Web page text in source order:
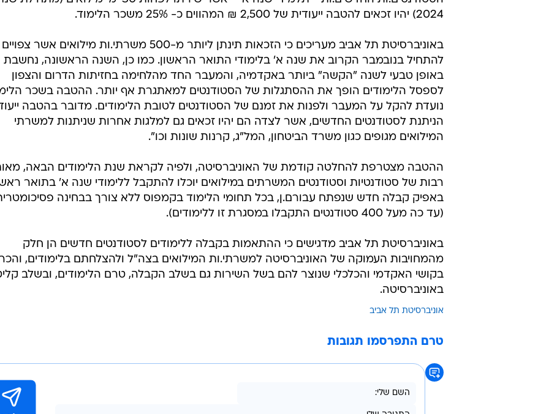
פתיחת שנת הלימודים הקודמת, דצמבר 2023 / ראובן קסטרו
אוניברסיטת תל אביב מפרסמת את השלב השני בהקלות הקבלה המיוחדות למשרתי.ות
אחרי ביטול דרישת הפסיכומטרי, האוניברסיטה מודיעה היום (ג') כי לקראת שנת הלימודים
באוניברסיטת תל אביב מעריכים כי הזכאות תינתן ליותר מ-500 משרתי.ות מילואים אשר צפויים
להתחיל בנובמבר הקרוב את שנה א' בלימודי התואר הראשון. כמו כן, השנה הראשונה, נחשבת
באופן טבעי לשנה "הקשה" ביותר באקדמיה, והמעבר החד מהלחימה בחזיתות הדרום והצפון
לספסל הלימודים הופך את ההסתגלות של הסטודנטים למאתגרת אף יותר. ההטבה בשכר
נועדת להקל על המעבר ולפנות את זמנם של הסטודנטים לטובת הלימודים. מדובר בהטבה
הניתנת לסטודנטים החדשים, אשר לצדה הם יהיו זכאים גם למלגות אחרות שניתנות למשרתי
המילואים מגופים כגון משרד הביטחון, המל"ג, קרנות שונות וכו".
רבות של סטודנטיות וסטודנטים המשרתים במילואים יוכלו להתקבל ללימודי שנה א' בתואר
(עד כה מעל 400 סטודנטים התקבלו במסגרת זו ללימודים).
באוניברסיטת תל אביב מדגישים כי ההתאמות בקבלה ללימודים לסטודנטים חדשים הן חלק
מהמחויבות העמוקה של האוניברסיטה למשרתי.ות המילואים בצה"ל ולהצלחתם בלימודים,
בקושי האקדמי והכלכלי שנוצר להם בשל השירות גם בשלב הקבלה, טרם הלימודים, ובשלב